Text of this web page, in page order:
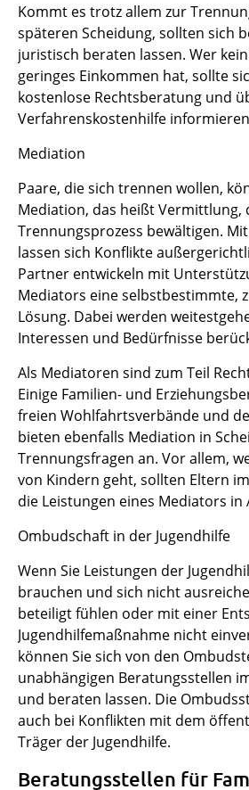
Beratungsstellen für
Kommt es trotz allem zur
späteren Scheidung, sollten sich
juristisch beraten lassen. Wer
geringes Einkommen hat, sollte
kostenlose Rechtsberatung und
Verfahrenskostenhilfe
Mediation
Paare, die sich trennen wollen,
Mediation, das heißt Vermittlung,
Trennungsprozess bewältigen.
lassen sich Konflikte
Partner entwickeln mit
Mediators eine selbstbestimmte,
Lösung. Dabei werden
Interessen und Bedürfnisse
Als Mediatoren sind zum Teil
Einige Familien- und
freien Wohlfahrtsverbände und
bieten ebenfalls Mediation in
Trennungsfragen an. Vor allem,
von Kindern geht, sollten Eltern
die Leistungen eines Mediators
Ombudschaft in der Jugendhilfe
Wenn Sie Leistungen der
brauchen und sich nicht
beteiligt fühlen oder mit einer
Jugendhilfemaßnahme nicht
können Sie sich von den
unabhängigen Beratungsstellen
und beraten lassen. Die
auch bei Konflikten mit dem
Träger der Jugendhilfe.